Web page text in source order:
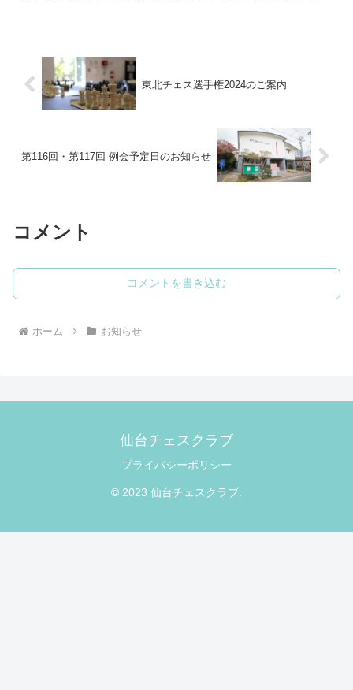
東北チェス選手権2024のご案内
第116回・第117回 例会予定日のお知らせ
コメント
コメントを書き込む
ホーム お知らせ
仙台チェスクラブ
プライバシーポリシー
© 2023 仙台チェスクラブ.